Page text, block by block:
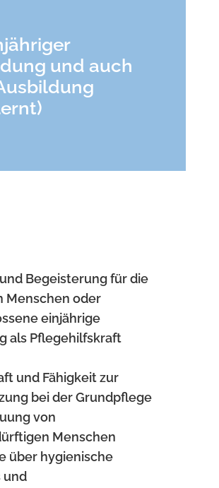
und auch
Begeisterung für die
Menschen oder
einjährige
als Pflegehilfskraft
und Fähigkeit zur
bei der Grundpflege
von
Menschen
über hygienische
und